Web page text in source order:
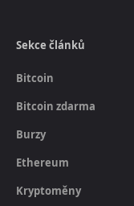
Sekce článků
Bitcoin
Bitcoin zdarma
Burzy
Ethereum
Kryptoměny